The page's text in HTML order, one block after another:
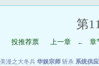
第
投推荐票 上一章 ← 章
美漫之大冬兵 华娱宗师 斩杀 系统供